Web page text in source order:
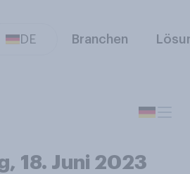
DE Branchen
18. Juni 2023